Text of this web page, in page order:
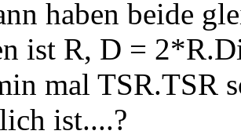
haben beide
ist R, D =
mal TSR.TSR
ist....?